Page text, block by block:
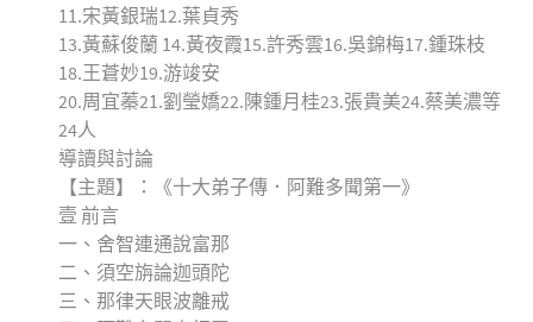
11.宋黃銀瑞12.葉貞秀
13.黃蘇俊蘭 14.黃夜霞15.許秀雲16.吳錦梅17.鍾珠枝
18.王蒼妙19.游竣安
20.周宜蓁21.劉瑩嬌22.陳鍾月桂23.張貴美24.蔡美濃等
24人
導讀與討論
【主題】：《十大弟子傳．阿難多聞第一》
壹 前言
一、舍智連通說富那
二、須空旃論迦頭陀
三、那律天眼波離戒